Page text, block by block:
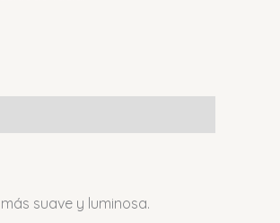
suave y luminosa.